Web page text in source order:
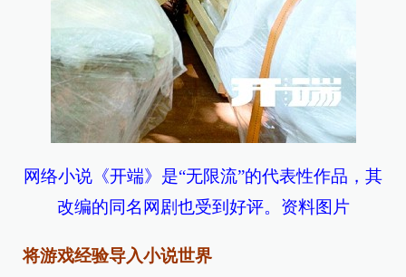
网络小说《开端》是“无限流”的代表性作品，其
改编的同名网剧也受到好评。资料图片
将游戏经验导入小说世界